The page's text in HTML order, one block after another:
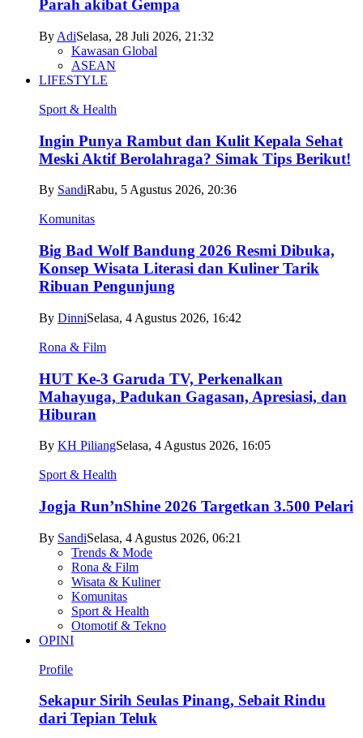
Parah akibat Gempa
By AdiSelasa, 28 Juli 2026, 21:32
Kawasan Global
ASEAN
LIFESTYLE
Sport & Health
Ingin Punya Rambut dan Kulit Kepala Sehat
Meski Aktif Berolahraga? Simak Tips Berikut!
By SandiRabu, 5 Agustus 2026, 20:36
Komunitas
Big Bad Wolf Bandung 2026 Resmi Dibuka,
Konsep Wisata Literasi dan Kuliner Tarik
Ribuan Pengunjung
By DinniSelasa, 4 Agustus 2026, 16:42
Rona & Film
HUT Ke-3 Garuda TV, Perkenalkan
Mahayuga, Padukan Gagasan, Apresiasi, dan
Hiburan
By KH PiliangSelasa, 4 Agustus 2026, 16:05
Sport & Health
Jogja Run’nShine 2026 Targetkan 3.500 Pelari
By SandiSelasa, 4 Agustus 2026, 06:21
Trends & Mode
Rona & Film
Wisata & Kuliner
Komunitas
Sport & Health
Otomotif & Tekno
OPINI
Profile
Sekapur Sirih Seulas Pinang, Sebait Rindu
dari Tepian Teluk